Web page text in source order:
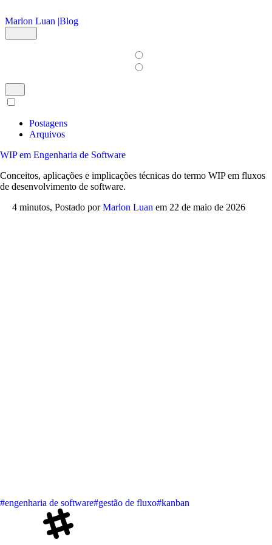
Marlon Luan |Blog
Postagens
Arquivos
WIP em Engenharia de Software
Conceitos, aplicações e implicações técnicas do termo WIP em fluxos
de desenvolvimento de software.
4 minutos, Postado porMarlon Luan em 22 de maio de 2026
#engenharia de software#gestão de fluxo#kanban